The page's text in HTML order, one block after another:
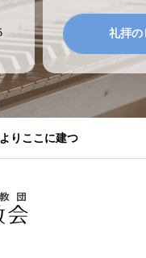
礼拝の
りここに建つ